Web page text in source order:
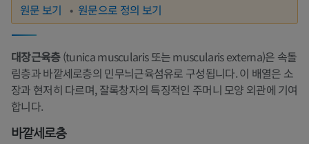
원문 보기 원문으로 정의 보기
대장근육층(tunica muscularis 또는 muscularis externa)은 속돌
림층과 바깥세로층의 민무늬근육섬유로 구성됩니다. 이 배열은 소
장과 현저히 다르며, 잘록창자의 특징적인 주머니 모양 외관에 기여
합니다.
바깥세로층